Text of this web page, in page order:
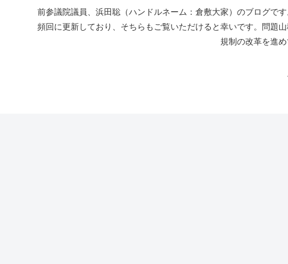
前参議院議員、浜田聡（ハンドルネーム：倉敷大家）のブログで
頻回に更新しており、そちらもご覧いただけると幸いです。問題
規制の改革を進